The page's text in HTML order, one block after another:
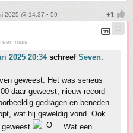
2025 @ 14:37 • 59
een muis
2025 20:34schreef Seven.
geweest. Het was serieus
daar geweest, nieuw record
gedragen en beneden
wat hij geweldig vond. Ook
. Wat een